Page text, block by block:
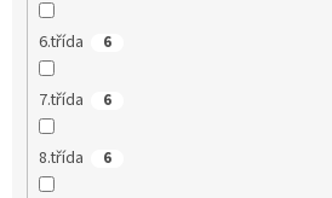
6.třída 6
7.třída 6
8.třída 6